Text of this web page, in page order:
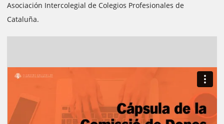
Asociación Intercolegial de Colegios Profesionales de
Cataluña.